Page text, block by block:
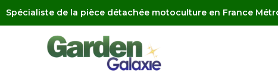
Spécialiste de la pièce détachée motoculture en France